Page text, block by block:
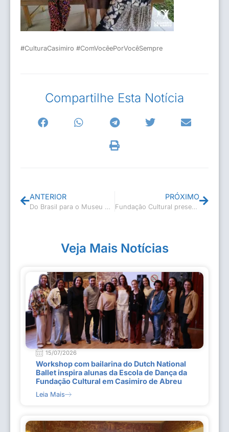
#CulturaCasimiro #ComVocêePorVocêSempre
Compartilhe Esta Notícia
ANTERIOR PRÓXIMO
Fundação Cultural presente na 4ª edição “LER – O Festival do Leitor”
Veja Mais Notícias
15/07/2026
Workshop com bailarina do Dutch National
Ballet inspira alunas da Escola de Dança da
Fundação Cultural em Casimiro de Abreu
Leia Mais